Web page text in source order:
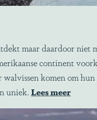
maar daardoor niet
continent
komen om
uniek.Lees meer